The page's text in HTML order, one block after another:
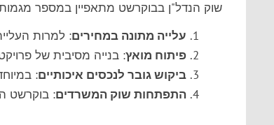
שוק הנדל"ן בבוקרשט מתאפיין במספר מגמות
עלייה מתונה במחירים: למרות
פיתוח מואץ: בנייה מסיבית של
ביקוש גובר לנכסים איכותיים:
התפתחות שוק המשרדים: בוקרשט